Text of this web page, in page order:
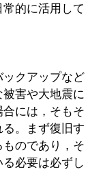
的に活用して
クアップなど
害や大地震に
には，そもそ
。まず復旧す
のであり，そ
必要は必ずし